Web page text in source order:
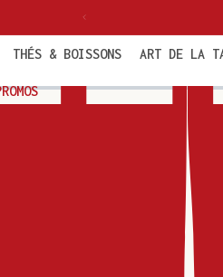
THÉS & BOISSONS ART DE LA